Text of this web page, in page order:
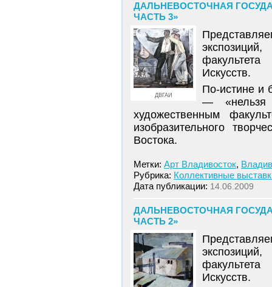
ДАЛЬНЕВОСТОЧНАЯ
ЧАСТЬ 3»
ДВГАИ
Искусств.
По-истине и
— «нельзя
художественным
изобразительного
Востока.
Метки: Арт Владивосток,
Рубрика: Коллективные
Дата публикации: 14.06.2009
ДАЛЬНЕВОСТОЧНАЯ
ЧАСТЬ 2»
Искусств.